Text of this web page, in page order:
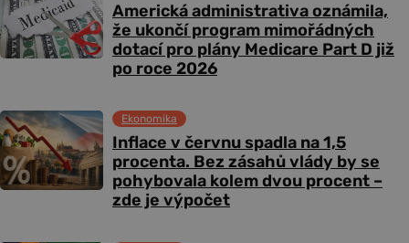
Americká administrativa oznámila,
že ukončí program mimořádných
dotací pro plány Medicare Part D již
po roce 2026
Inflace v červnu spadla na 1,5
procenta. Bez zásahů vlády by se
pohybovala kolem dvou procent –
zde je výpočet
Ekonomika